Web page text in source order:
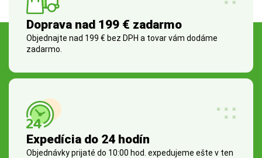
Doprava nad 199 € zadarmo
Objednajte nad 199 € bez DPH a tovar vám dodáme
zadarmo.
Expedícia do 24 hodín
Objednávky prijaté do 10:00 hod. expedujeme ešte v ten